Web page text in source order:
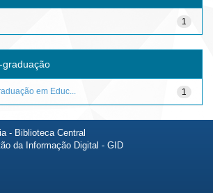
1
graduação
1
em Educ...
- Biblioteca Central
da Informação Digital - GID